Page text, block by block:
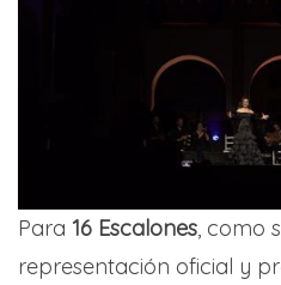
Para 16 Escalones, como
representación oficial y